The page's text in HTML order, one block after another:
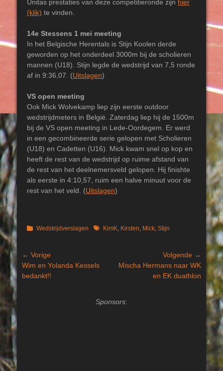
Unitas prestaties van deze competitieronde zijn hier
(klik) te vinden.
14e Stessens 1 mei meeting
In het Belgische Herentals is Stijn Koolen derde
geworden op het onderdeel 3000m bij de scholieren
mannen (U18). Stijn legde de wedstrijd van 7,5 ronde
af in 9:36,07. (Uitslagen)
VS open meeting
Ook Mick Wolvekamp liep zijn eerste outdoor
wedstrijdmeters in België. Zaterdag liep hij de 1500m
bij de VS open meeting in Lede-Oordegem. Er werd
in een gecombineerde serie gelopen met Scholieren
(U18) en Cadetten (U16). Mick kwam snel op kop en
heeft de rest van de wedstrijd op ruime afstand van
de rest van het deelnemersveld gelopen. Hij finishte
als eerste in 4:10,57, ruim een halve minuut voor de
rest van het veld. (Uitslagen)
Categorieën
Wedstrijdverslagen TagsKimK Kirsten Mick Stijn
Bericht
navigatie
← Vorige
Vorig
bericht:
Wim en Yolanda Kessels
bedankt!!
Volgende →
Volgend
Mischa Hermans naar WK
en EK duathlon
Sponsors: